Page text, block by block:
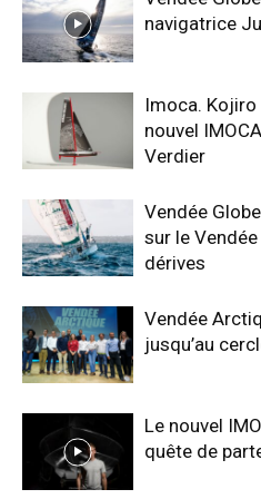
navigatrice
Imoca.
nouvel
Verdier
Vendée
sur le
dérives
Vendée
jusqu’au
Le nouvel
quête de